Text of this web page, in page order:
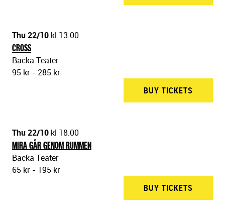
Thu 22/10 kl 13.00
CROSS
Backa Teater
95 kr - 285 kr
BUY TICKETS
Thu 22/10 kl 18.00
MIRA GÅR GENOM RUMMEN
Backa Teater
65 kr - 195 kr
BUY TICKETS